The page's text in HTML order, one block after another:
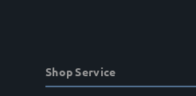
Shop Service